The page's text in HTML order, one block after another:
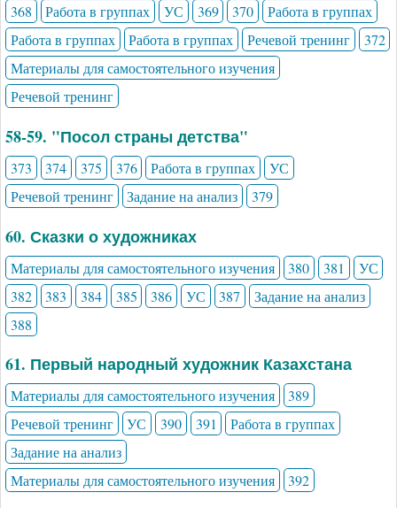
368 Работа в группах УС 369 370
Работа в группах
Работа в группах
Работа в группах Речевой тренинг
372
Материалы для самостоятельного изучения
Речевой тренинг
58-59. "Посол страны детства"
373 374 375 376 Работа в группах
УС
Речевой тренинг
Задание на анализ 379
60. Сказки о художниках
Материалы для самостоятельного изучения 380 381
УС
382
383 384 385 386 УС 387
Задание на анализ
388
61. Первый народный художник Казахстана
Материалы для самостоятельного изучения
389
Речевой тренинг
УС 390 391
Работа в группах
Задание на анализ
Материалы для самостоятельного изучения
392